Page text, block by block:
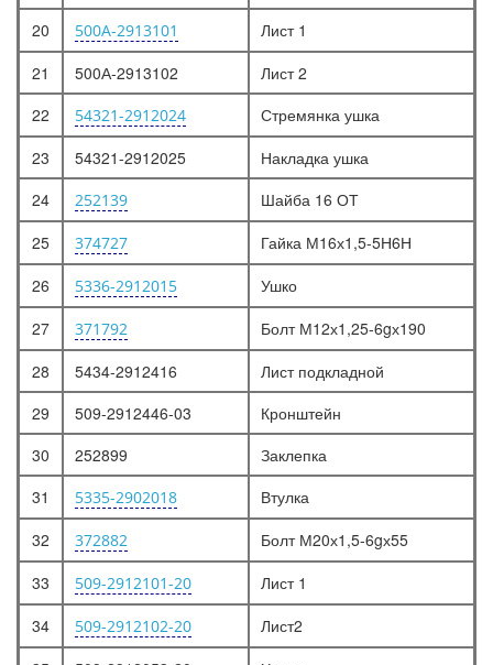
20
500А-2913101
Лист 1
21
500А-2913102
Лист 2
22
54321-2912024
Стремянка ушка
23
54321-2912025
Накладка ушка
24
252139
Шайба 16 ОТ
25
374727
Гайка М16х1,5-5Н6Н
26
5336-2912015
Ушко
27
371792
Болт М12х1,25-6gх190
28
5434-2912416
Лист подкладной
29
509-2912446-03
Кронштейн
30
252899
Заклепка
31
5335-2902018
Втулка
32
372882
Болт М20х1,5-6gх55
33
509-2912101-20
Лист 1
34
509-2912102-20
Лист2